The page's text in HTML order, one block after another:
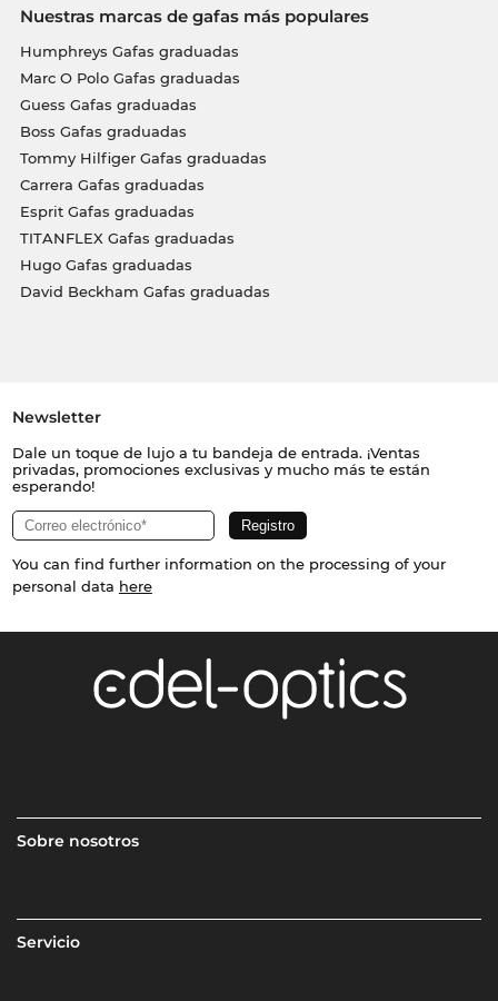
Nuestras marcas de gafas más populares
Humphreys Gafas graduadas
Marc O Polo Gafas graduadas
Guess Gafas graduadas
Boss Gafas graduadas
Tommy Hilfiger Gafas graduadas
Carrera Gafas graduadas
Esprit Gafas graduadas
TITANFLEX Gafas graduadas
Hugo Gafas graduadas
David Beckham Gafas graduadas
Newsletter
Dale un toque de lujo a tu bandeja de entrada. ¡Ventas
privadas, promociones exclusivas y mucho más te están
esperando!
You can find further information on the processing of your
personal data here
Sobre nosotros
Servicio